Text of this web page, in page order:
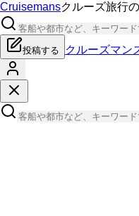
Cruisemansクルーズ旅行
投稿する クルーズマン